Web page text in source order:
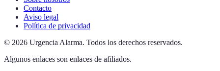
Contacto
Aviso legal
Política de privacidad
© 2026 Urgencia Alarma. Todos los derechos reservados.
Algunos enlaces son enlaces de afiliados.